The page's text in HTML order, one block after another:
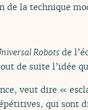
la technique
Robots de
de suite l’idée
veut dire «
qui